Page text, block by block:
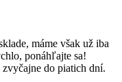
máme však už iba
ponáhľajte sa!
do piatich dní.